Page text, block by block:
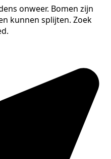
onweer. Bomen zijn
kunnen splijten. Zoek